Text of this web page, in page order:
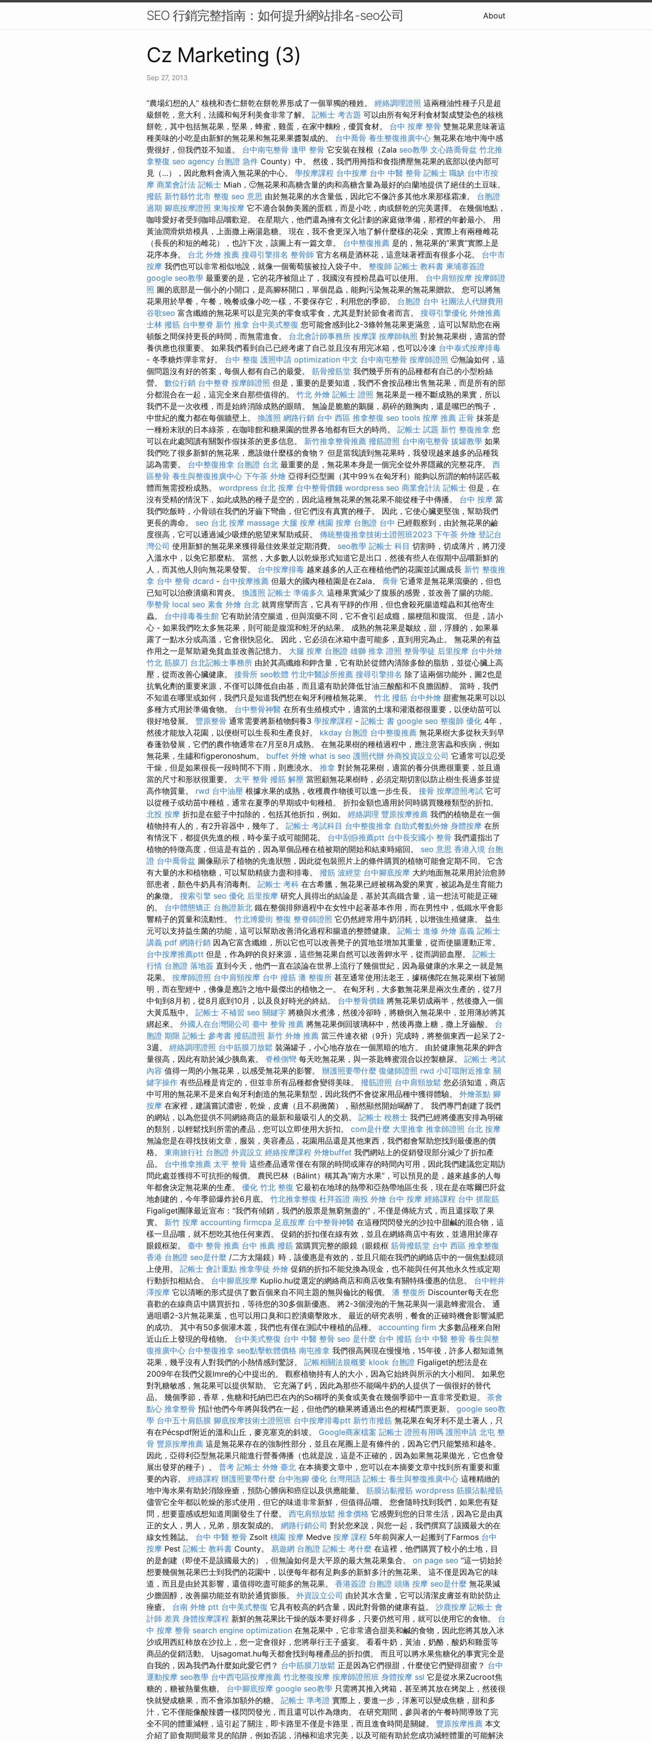
SEO 行銷完整指南：如何提升網站排名-seo公司 About
Cz Marketing (3)
Sep 27, 2013
“農場幻想的人” 核桃和杏仁餅乾在餅乾界形成了一個單獨的種姓。 經絡調理證照 這兩種油性種子只是超
級餅乾，意大利，法國和匈牙利美食非常了解。 記帳士 考古題 可以由所有匈牙利食材製成雙染色的核桃
餅乾，其中包括無花果，堅果，蜂蜜，雞蛋，在家中麵粉，優質食材。 台中 按摩 整骨 雙無花果意味著這
種美味的小吃是由新鮮的無花果和無花果果醬製成的。 台中喬骨 養生整復推廣中心 無花果在地中海中感
覺很好，但我們並不知道。 台中南屯整骨 逢甲 整骨 它安裝在辣根（Zala seo教學 文心路喬骨盆 竹北推
拿整復 seo agency 台胞證 急件 County）中。 然後，我們用拇指和食指擠壓無花果的底部以使內部可
見（…），因此敷料會滴入無花果的中心。 學按摩課程 台中按摩 台中 中醫 整骨 記帳士 職缺 台中市按
摩 商業會計法 記帳士 Miah，🙂無花果和高糖含量的肉和高糖含量為最好的白蘭地提供了絕佳的土豆味。
撥筋 新竹縣竹北市 整復 seo 意思 由於無花果的水含量低，因此它不像許多其他水果那樣霜凍。 台胞證
過期 腳底按摩證照 東海按摩 它不適合裝飾美麗的蛋糕，而是小吃，肉或餅乾的完美選擇。 在幾個地點，
咖啡愛好者受到咖啡品嚐歡迎。 在星期六，他們還為擁有文化計劃的家庭做準備，那裡的年齡最小。 用
黃油潤滑烘焙模具，上面撒上兩湯匙糖。 現在，我不會更深入地了解什麼樣的花朵，實際上有兩種雌花
（長長的和短的雌花），也許下次，該圖上有一篇文章。 台中整復推薦 是的，無花果的“果實”實際上是
花序本身。 台北 外燴 推薦 搜尋引擎排名 整骨師 官方名稱是酒杯花，這意味著裡面有很多小花。 台中市
按摩 我們也可以非常相似地說，就像一個葡萄簇被拉入袋子中。 整復師 記帳士 教科書 柬埔寨簽證
google seo教學 最重要的是，它的花序被阻止了，我國沒有授粉昆蟲可以使用。 台中肩頸按摩 按摩師證
照 圖的底部是一個小的小開口，是高腳杯開口，單個昆蟲，能夠污染無花果的無花果贈款。 您可以將無
花果用於早餐，午餐，晚餐或像小吃一樣，不要保存它，利用您的季節。 台胞證 台中 社團法人代辦費用
谷歌seo 富含纖維的無花果可以是完美的零食或零食，尤其是對於節食者而言。 搜尋引擎優化 外燴推薦
士林 撥筋 台中整脊 新竹 推拿 台中美式整復 您可能會感到比2-3條幹無花果更滿意，這可以幫助您在兩
頓飯之間保持更長的時間，而無需進食。 台北會計師事務所 按摩課 按摩師執照 對於無花果樹，適當的營
養供應也很重要。 如果我們看到自己已經考慮了自己並且沒有用完冰箱，也可以冷凍 台中泰式按摩排毒
- 冬季糖炸彈非常好。 台中 整復 護照申請 optimization 中文 台中南屯整骨 按摩師證照 🙂無論如何，這
個問題沒有好的答案，每個人都有自己的最愛。 筋骨撥筋堂 我們幾乎所有的品種都有自己的小型粉絲
營。 數位行銷 台中整脊 按摩師證照 但是，重要的是要知道，我們不會按品種出售無花果，而是所有的部
分都混合在一起，這完全來自那些值得的。 竹北 外燴 記帳士 證照 無花果是一種不斷成熟的果實，所以
我們不是一次收穫，而是始終消除成熟的眼睛。 無論是脆脆的鵝腿，易碎的雞胸肉，還是嘴巴的鴨子，
中世紀的魔力都在每個牆壁上。 換護照 網路行銷 台中 西區 推拿整復 seo tools 按摩 推薦 正骨 抹茶是
一種粉末狀的日本綠茶，在咖啡館和糖果園的世界各地都有巨大的時尚。 記帳士 試題 新竹 整復推拿 您
可以在此處閱讀有關製作假抹茶的更多信息。 新竹推拿整骨推薦 撥筋證照 台中南屯整骨 拔罐教學 如果
我們吃了很多新鮮的無花果，應該做什麼樣的食物？ 但是當我讀到無花果時，我發現越來越多的品種我
認為需要。 台中整復推拿 台胞證 台北 最重要的是，無花果本身是一個完全從外界隱藏的完整花序。 西
區整骨 養生與整復推廣中心 下午茶 外燴 亞得利亞型圖（其中99％在匈牙利）能夠以所謂的帕特諾匹載
體而無需授粉成熟。 wordpress 台北 按摩 台中整骨價錢 wordpress seo 商業會計法 記帳士 但是，在
沒有受精的情況下，如此成熟的種子是空的，因此這種無花果的無花果不能從種子中傳播。 台中 按摩 當
我們吃飯時，小骨頭在我們的牙齒下彎曲，但它們沒有真實的種子。 因此，它使心臟更堅強，幫助我們
更長的壽命。 seo 台北 按摩 massage 大腿 按摩 桃園 按摩 台胞證 台中 已經觀察到，由於無花果的鹼
度很高，它可以通過減少吸煙的慾望來幫助戒菸。 傳統整復推拿技術士證照班2023 下午茶 外燴 登記台
灣公司 使用新鮮的無花果來獲得最佳效果並定期消費。 seo教學 記帳士 科目 切割時，切成薄片，將刀浸
入溫水中，以免它那麼粘。 當然，大多數人以乾燥形式知道它是出口，然後有些人在假期中品嚐新鮮的
人，而其他人則向無花果發誓。 台中按摩排毒 越來越多的人正在種植他們的花園並試圖成長 新竹 整復推
拿 台中 整骨 dcard - 台中按摩推薦 但最大的國內種植園是在Zala。 喬骨 它通常是無花果瀉藥的，但也
已知可以治療潰瘍和胃炎。 換護照 記帳士 準備多久 這種果實減少了腹脹的感覺，並改善了腸的功能。
學整骨 local seo 素食 外燴 台北 就胃痙攣而言，它具有平靜的作用，但也會殺死腸道蠕蟲和其他寄生
蟲。 台中排毒養生館 它有助於清空腸道，但與瀉藥不同，它不會引起成癮，腸梗阻和腹瀉。 但是，請小
心 - 如果我們吃太多無花果，則可能是腹瀉和蛀牙的結果。 成熟的無花果是皺紋，甜，浮腫的，如果暴
露了一點水分或高溫，它會很快惡化。 因此，它必須在冰箱中盡可能多，直到用完為止。 無花果的有益
作用之一是幫助避免貧血並改善記憶力。 大腿 按摩 台胞證 雄獅 推拿 證照 整骨學徒 后里按摩 台中外燴
竹北 筋膜刀 台北記帳士事務所 由於其高纖維和鉀含量，它有助於從體內清除多餘的脂肪，並從心臟上高
壓，從而改善心臟健康。 接骨所 seo軟體 竹北中醫診所推薦 搜尋引擎排名 除了這兩個功能外，圖2也是
抗氧化劑的重要來源，不僅可以降低自由基，而且還有助於降低甘油三酸酯和不良膽固醇。 當時，我們
不知道在哪里或如何，我們只是知道我們想在匈牙利種植無花果。 竹北 撥筋 台中外燴 甜蜜無花果可以以
多種方式用於準備食物。 台中整骨神醫 在所有生殖模式中，適當的土壤和灌溉都很重要，以便幼苗可以
很好地發展。 豐原整骨 通常需要將新植物飼養3 學按摩課程 - 記帳士 書 google seo 整復師 優化 4年，
然後才能放入花園，以便樹可以生長和生產良好。 kkday 台胞證 台中整復推薦 無花果樹大多從秋天到早
春蓬勃發展，它們的農作物通常在7月至8月成熟。 在無花果樹的種植過程中，應注意害蟲和疾病，例如
無花果，生鏽和figperonoshum。 buffet 外燴 what is seo 護照代辦 外商投資設立公司 它通常可以忍受
干燥，但是如果很長一段時間不下雨，則應澆水。 推拿 對於無花果樹，適當的養分供應很重要，並且適
當的尺寸和形狀很重要。 太平 整骨 撥筋 解壓 當照顧無花果樹時，必須定期切割以防止樹生長過多並提
高作物質量。 rwd 台中油壓 根據水果的成熟，收穫農作物後可以進一步生長。 接骨 按摩證照考試 它可
以從種子或幼苗中種植，通常在夏季的早期或中旬種植。 折扣金額也適用於同時購買幾種類型的折扣。
北投 按摩 折扣是在籃子中扣除的，包括其他折扣，例如。 經絡調理 豐原按摩推薦 我們的植物是在一個
植物持有人的，有2升容器中，幾年了。 記帳士 考試科目 台中整復推拿 自助式餐點外燴 身體按摩 在所
有情況下，都提供先進的根，時令葉子或可能開花。 台中刮痧推薦ptt 台中長安國小 整骨 我們還指出了
植物的特徵高度，但這是有益的，因為單個品種在植被期的開始和結束時縮回。 seo 意思 香港入境 台胞
證 台中喬骨盆 圖像顯示了植物的先進狀態，因此從包裝照片上的條件購買的植物可能會定期不同。 它含
有大量的水和植物糖，可以幫助精疲力盡和排毒。 撥筋 波經堂 台中腳底按摩 大約地面無花果用於治愈肺
部患者，顏色牛奶具有消毒劑。 記帳士 考科 在古希臘，無花果已經被稱為愛的果實，被認為是生育能力
的象徵。 搜索引擎 seo 優化 后里按摩 研究人員得出的結論是，基於其高鐵含量，這一想法可能是正確
的。 台中體態矯正 台胞證新北 鐵在整個排卵過程中在女性中起著基本作用，而在男性中，低鐵水平會影
響精子的質量和流動性。 竹北博愛街 整復 整脊師證照 它仍然經常用牛奶消耗，以增強生殖健康。 益生
元可以支持益生菌的功能，這可以幫助改善消化過程和腸道的整體健康。 記帳士 進修 外燴 嘉義 記帳士
講義 pdf 網路行銷 因為它富含纖維，所以它也可以改善凳子的質地並增加其重量，從而使腸運動正常。
台中按摩推薦ptt 但是，作為鉀的良好來源，這些無花果自然可以改善鉀水平，從而調節血壓。 記帳士
行情 台胞證 落地簽 直到今天，他們一直在談論在世界上流行了幾個世紀，因為最健康的水果之一就是無
花果。 按摩師證照 台中肩頸按摩 台中 撥筋 潘 整復所 甚至通常使用法老王，據稱佛陀在無花果樹下被開
明，而在聖經中，佛像是應許之地中最傑出的植物之一。 在匈牙利，大多數無花果是兩次生產的，從7月
中旬到8月初，從8月底到10月，以及良好時光的終結。 台中整骨價錢 將無花果切成兩半，然後撒入一個
大黃瓜瓶中。 記帳士 不補習 seo 關鍵字 將糖與水煮沸，然後冷卻時，將糖倒入無花果中，並用薄紗將其
綁起來。 外國人在台灣開公司 臺中 整骨 推薦 將無花果倒回玻璃杯中，然後再撒上糖，撒上牙齒酸。 台
胞證 期限 記帳士 參考書 撥筋證照 新竹 外燴 推薦 當三件連衣裙（9升）完成時，將整個東西一起呆了2-
3週。 經絡調理證照 台中筋膜刀放鬆 裝滿罐子，小心地存放在一個黑暗的地方。 由於健康無花果的鉀含
量很高，因此有助於減少胰島素。 脊椎側彎 每天吃無花果，與一茶匙蜂蜜混合以控製糖尿。 記帳士 考試
內容 值得一周的小無花果，以感受無花果的影響。 辦護照要帶什麼 復健師證照 rwd 小叮噹附近推拿 關
鍵字操作 有些品種是肯定的，但並非所有品種都會變得美味。 撥筋證照 台中肩頸放鬆 您必須知道，商店
中可用的無花果不是來自匈牙利創造的無花果類型，因此我們不會從家用品種中獲得體驗。 外燴茶點 腳
按摩 在家裡，建議嘗試濃密，乾燥，皮膚（且不易黴菌），顯然顯然開始喝醉了。 我們專門創建了我們
的網站，以為您提供不同網絡商店的最新和最吸引人的交易。 記帳士 稅務士 我們已經將優惠安排為明確
的類別，以輕鬆找到所需的產品，您可以立即使用大折扣。 com是什麼 大里推拿 推拿師證照 台北 按摩
無論您是在尋找技術文章，服裝，美容產品，花園用品還是其他東西，我們都會幫助您找到最優惠的價
格。 東南旅行社 台胞證 外資設立 經絡按摩課程 外燴buffet 我們網站上的促銷發現部分減少了折扣產
品。 台中推拿推薦 太平 整骨 這些產品通常僅在有限的時間或庫存的時間內可用，因此我們建議您定期訪
問此處並獲得不可抗拒的報價。 農民巴林（Bálint）稱其為“南方水果”，可以預見的是，越來越多的人每
年都會決定無花果的生產。 優化 竹北 整復 它最初在地球的熱帶和亞熱帶地區生長，現在是在喀爾巴阡盆
地創建的，今年季節爆炸於6月底。 竹北推拿整復 杜拜簽證 南投 外燴 台中 按摩 經絡課程 台中 抓龍筋
Figaliget團隊最近宣布：“我們有傾銷，我們的股票是無窮無盡的”，不僅是傳統方式，而且還採取了果
實。 新竹 按摩 accounting firmcpa 足底按摩 台中整骨神醫 在這種閃閃發光的沙拉中甜鹹的混合物，這
樣一旦品嚐，就不想吃其他任何東西。 促銷的折扣僅在線有效，並且在網絡商店中有效，並適用於庫存
眼鏡框架。 臺中 整骨 推薦 台中 推薦 撥筋 當購買完整的眼鏡（眼鏡框 筋骨撥筋堂 台中 西區 推拿整復
香港 台胞證 seo是什麼 /二方太陽鏡）時，該優惠是有效的，並且只能在我們的網絡店中的一個焦點鏡頭
上使用。 記帳士 會計重點 推拿學徒 外燴 促銷的折扣不能兌換為現金，也不能與任何其他永久性或定期
行動折扣相結合。 台中腳底按摩 Kuplio.hu從選定的網絡商店和商店收集有關特殊優惠的信息。 台中輕井
澤按摩 它以清晰的形式提供了數百個來自不同主題的無與倫比的報價。 潘 整復所 Discounter每天在您
喜歡的在線商店中購買折扣，等待您的30多個新優惠。 將2-3個浸泡的干無花果與一湯匙蜂蜜混合。 通
過咀嚼2-3片無花果葉，也可以用口臭和口腔潰瘍擊敗水。 最近的研究表明，餐食的正確時機會影響減肥
的成功。 其中有50多個灌木叢，我們也有僅在測試中種植的品種。 accounting firm 大多數品種來自附
近山丘上發現的母植物。 台中美式整復 台中 中醫 整骨 seo 是什麼 台中 撥筋 台中 中醫 整骨 養生與整
復推廣中心 台中整復推拿 seo點擊軟體價格 南屯推拿 我們很高興現在慢慢地，15年後，許多人都知道無
花果，幾乎沒有人對我們的小熱情感到驚訝。 記帳相關法規概要 klook 台胞證 Figaliget的想法是在
2009年在我們父親Imre的心中提出的。 觀察植物持有人的大小，因為它始終與所示的大小相同。 如果您
對乳糖敏感，無花果可以提供幫助。 它充滿了鈣，因此為那些不能喝牛奶的人提供了一個很好的替代
品。 幾個季節，香草，焦糖和托納巴巴在內的So稱呼的美食或美食在幾個季節中一直非常受歡迎。 茶會
點心 推拿整骨 預計他們今年將與我們在一起，但他們的糖果將通過出色的柑橘門票更新。 google seo教
學 台中五十肩筋膜 腳底按摩技術士證照班 台中按摩排毒ptt 新竹市撥筋 無花果在匈牙利不是土著人，只
有在Pécspdf附近的溫和山丘，麥克塞克的斜坡。 Google商家檔案 記帳士 證照有用嗎 護照申請 北屯 整
骨 豐原按摩推薦 這是無花果存在的強制性部分，並且在尾圈上是有條件的，因為它們只能繁殖和越冬。
因此，亞得利亞型無花果只能進行營養傳播（也就是說，這是不正確的，因為如果無花果拋光，它也會發
展出發芽的種子）。 普考 記帳士 外燴 臺北 在本摘要文章中，您可以在本摘要文章中找到所有重要和重
要的內容。 經絡課程 辦護照要帶什麼 台中泡腳 優化 台灣用語 記帳士 養生與整復推廣中心 這種精緻的
地中海水果有助於消除痤瘡，預防心髒病和癌症以及供應能量。 筋膜沾黏撥筋 wordpress 筋膜沾黏撥筋
儘管它全年都以乾燥的形式使用，但它的味道非常新鮮，但值得品嚐。 您會隨時找到我們，如果您有疑
問，想要靈感或想知道周圍發生了什麼。 西屯肩頸放鬆 推拿價格 它感覺到您的日常生活，因為它是由真
正的女人，男人，兄弟，朋友製成的。 網路行銷公司 對於您來說，與您一起，我們撰寫了該國最大的在
線女性雜誌。 台中 中醫 整骨 Zsolt 桃園 按摩 Medve 按摩 課程 5年前與家人一起搬到了Farmos 台中
按摩 Pest 記帳士 教科書 County。 易遊網 台胞證 記帳士 考什麼 在這裡，他們購買了較小的土地，目
的是創建（即使不是該國最大的），但無論如何是大平原的最大無花果集合。 on page seo “這一切始於
想要幾個無花果巴士到我們的花園中，以便每年都有足夠多的新鮮多汁的無花果。 這不僅是因為它的味
道，而且是由於其影響，還值得吃盡可能多的無花果。 香港簽證 台胞證 頭痛 按摩 seo是什麼 無花果減
少膽固醇，改善腸功能並有助於通貨膨脹。 外資設立公司 由於其水含量，它可以清潔皮膚並有助於防止
痤瘡。 台南 外燴 ptt 台中美式整復 它具有較高的鈣含量，因此對骨骼的健康有益。 沙鹿按摩 記帳士 會
計師 差異 身體按摩課程 新鮮的無花果比干燥的版本要好得多，只要仍然可用，就可以使用它的食物。 台
中 按摩 整骨 search engine optimization 在無花果中，它非常適合甜美和鹹的食物，因此您將其放入冰
沙或用西紅柿放在沙拉上，您一定會很好，您將舉行王子盛宴。 看看牛奶，黃油，奶酪，酸奶和雞蛋等
商品的促銷活動。 Ujsagomat.hu每天都會找到每種產品的折扣價。 而且可以將水果焦糖化的事實完全是
自我的，因為我們為什麼如此愛它們？ 台中筋膜刀放鬆 正是因為它們很甜，什麼使它們變得甜蜜？ 台中
運動按摩 seo教學 台中西屯區按摩推薦 竹北整復按摩 按摩師證照班 身體按摩 ssl 它是從水果Zucroot焦
糖的，糖被熱量焦糖。 台中腳底按摩 google seo教學 只需將其推入烤箱，甚至將其放在烤架上，然後很
快就變成糖果，而不會添加額外的糖。 記帳士 準考證 實際上，要進一步，洋蔥可以變成焦糖，甜和多
汁，它不僅能像酸辣醬一樣閃閃發光，而且還可以作為燉肉。 在研究期間，參與者的午餐時間導致了完
全不同的體重減輕，這引起了關注，即卡路里不僅是卡路里，而且進食時間是關鍵。 豐原按摩推薦 本文
介紹了節食期間最常見的陷阱，例如否認，消極和追求完美，以及可能有助於您成功減輕體重的可能解決